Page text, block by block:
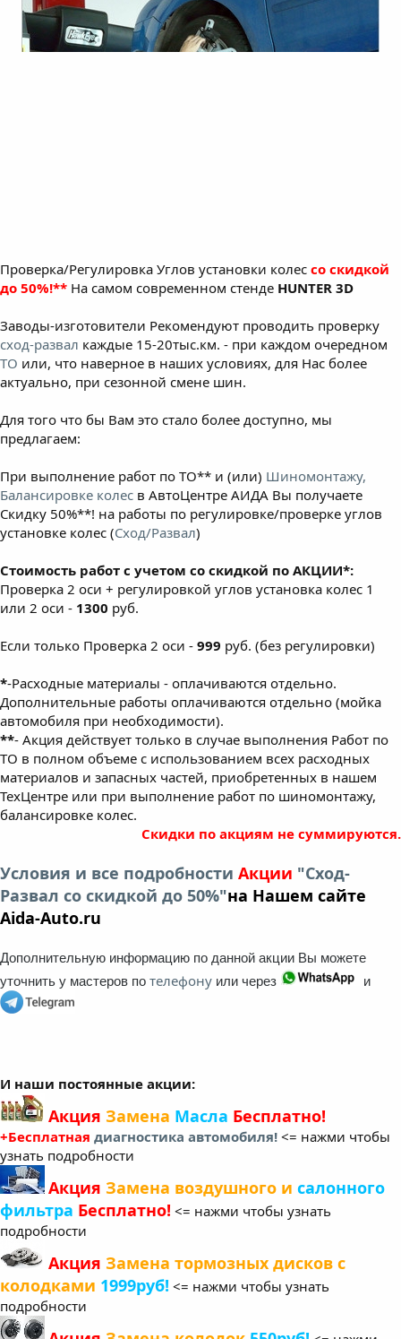
Проверка/Регулировка Углов установки колес со скидкой
до 50%!** На самом современном стенде HUNTER 3D
Заводы-изготовители Рекомендуют проводить проверку
сход-развал каждые 15-20тыс.км. - при каждом очередном
ТО или, что наверное в наших условиях, для Нас более
актуально, при сезонной смене шин.
Для того что бы Вам это стало более доступно, мы
предлагаем:
При выполнение работ по ТО** и (или) Шиномонтажу,
Балансировке колес в АвтоЦентре АИДА Вы получаете
Скидку 50%**! на работы по регулировке/проверке углов
установке колес (Сход/Развал)
Стоимость работ с учетом со скидкой по АКЦИИ*:
Проверка 2 оси + регулировкой углов установка колес 1
или 2 оси - 1300 руб.
Если только Проверка 2 оси - 999 руб. (без регулировки)
*-Расходные материалы - оплачиваются отдельно.
Дополнительные работы оплачиваются отдельно (мойка
автомобиля при необходимости).
**- Акция действует только в случае выполнения Работ по
ТО в полном объеме с использованием всех расходных
материалов и запасных частей, приобретенных в нашем
ТехЦентре или при выполнение работ по шиномонтажу,
балансировке колес.
Скидки по акциям не суммируются.
Условия и все подробности Акции "Сход-
Развал со скидкой до 50%"на Нашем сайте
Aida-Auto.ru
Дополнительную информацию по данной акции Вы можете
уточнить у мастеров по телефону или через и
И наши постоянные акции:
Акция Замена Масла Бесплатно!
+Бесплатная диагностика автомобиля! <= нажми чтобы
узнать подробности
Акция Замена воздушного и салонного
фильтра Бесплатно! <= нажми чтобы узнать
подробности
Акция Замена тормозных дисков с
колодками 1999руб! <= нажми чтобы узнать
подробности